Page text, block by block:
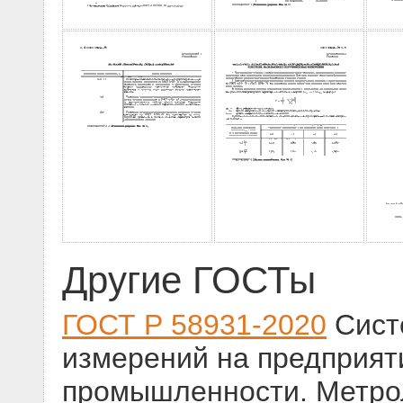
Другие ГОСТы
ГОСТ Р 58931-2020
измерений на
промышленности.